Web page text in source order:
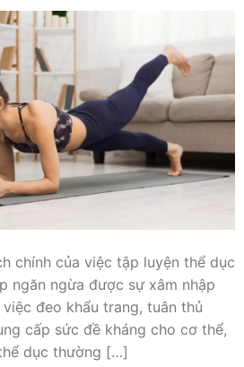
chính của việc tập luyện thể dục
ngăn ngừa được sự xâm nhập
đeo khẩu trang, tuân thủ
cấp sức đề kháng cho cơ thể,
dục thường […]